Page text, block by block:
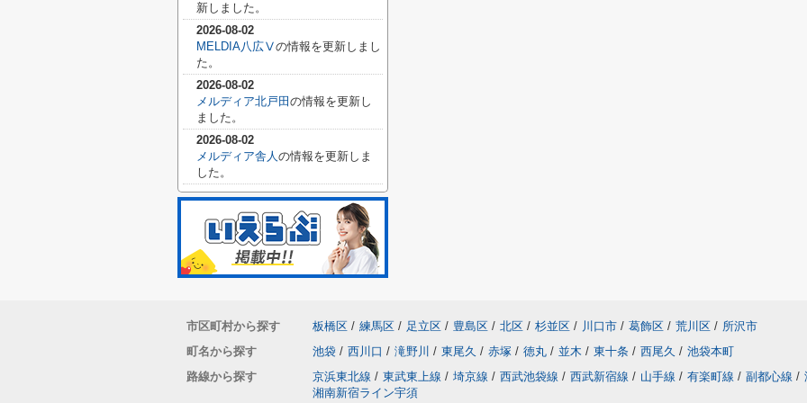
新しました。
2026-08-02
MELDIA八広Ⅴの情報を更新しまし
た。
2026-08-02
メルディア北戸田 の情報を更新し
ました。
2026-08-02
メルディア舎人の情報を更新しま
した。
市区町村から探す 板橋区 / 練馬区 / 足立区 / 豊島区 / 北区 / 杉並区 / 川口市 / 葛飾区 / 荒川区 / 所沢市
町名から探す
池袋 / 西川口 / 滝野川 / 東尾久 / 赤塚 / 徳丸 / 並木 / 東十条 / 西尾久 / 池袋本町
路線から探す
京浜東北線 / 東武東上線 / 埼京線 / 西武池袋線 / 西武新宿線 / 山手線 / 有楽町線 / 副都心線 /
湘南新宿ライン宇須